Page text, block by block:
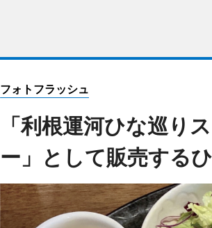
フォトフラッシュ
「利根運河ひな巡り
ー」として販売する